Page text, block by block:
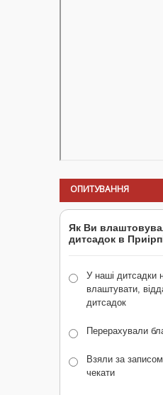
ОПИТУВАННЯ
Як Ви
дитсадок в
У наші дитсадки
влаштувати,
дитсадок
Перерахували
Взяли за
чекати